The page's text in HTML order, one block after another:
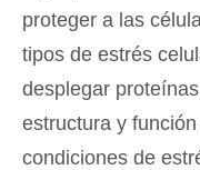
proteger a las
tipos de estrés
desplegar
estructura y
condiciones de